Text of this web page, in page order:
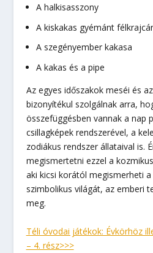
A halkisasszony
A kiskakas gyémánt
A szegényember kakasa
A kakas és a pipe
Az egyes időszakok meséi és
bizonyítékul szolgálnak arra,
összefüggésben vannak a nap
csillagképek rendszerével, a
zodiákus rendszer állataival is.
megismertetni ezzel a
aki kicsi korától megismerheti
szimbolikus világát, az emberi
meg.
Téli óvodai játékok: Évkörhöz
– 4. rész>>>